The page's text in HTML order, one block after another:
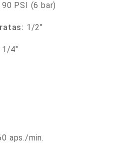
90 PSI (6 bar)
1/2″
1/4″
aps./min.